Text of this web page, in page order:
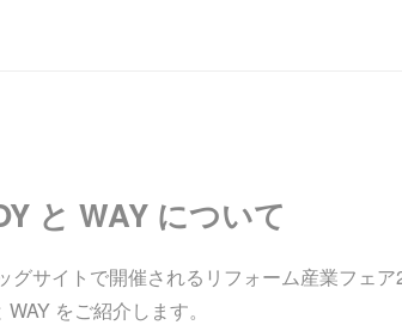
と WAY について
サイトで開催されるリフォーム産業フェ
をご紹介します。